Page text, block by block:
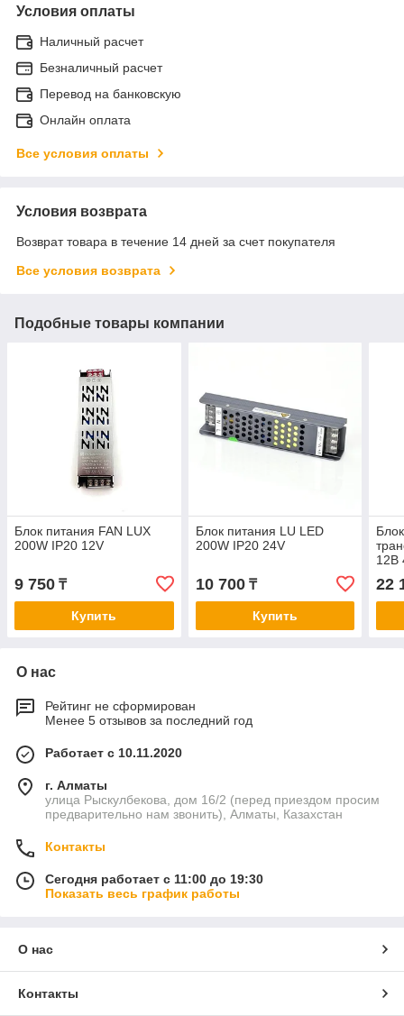
Условия оплаты
Наличный расчет
Безналичный расчет
Перевод на банковскую
Онлайн оплата
Все условия оплаты
Условия возврата
Возврат товара в течение 14 дней за счет покупателя
Все условия возврата
Подобные товары компании
Блок питания FAN LUX
200W IP20 12V
9 750 ₸
Купить
Блок питания LU LED
200W IP20 24V
10 700₸
Купить
12В
22
О нас
Рейтинг не сформирован
Менее 5 отзывов за последний год
Работает с 10.11.2020
г. Алматы
улица Рыскулбекова, дом 16/2 (перед приездом просим
предварительно нам звонить), Алматы, Казахстан
Контакты
Сегодня работает с 11:00 до 19:30
Показать весь график работы
О нас
Контакты